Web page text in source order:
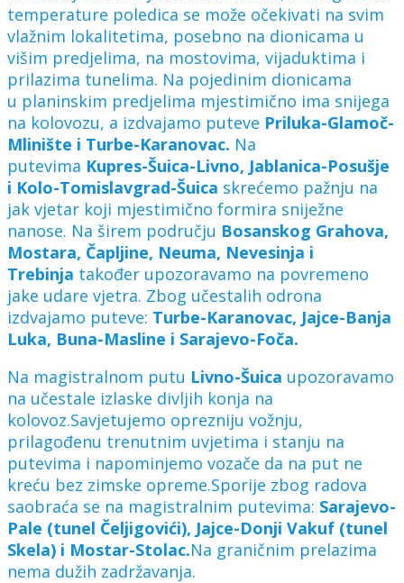
temperature poledica se može očekivati na svim
vlažnim lokalitetima, posebno na dionicama u
višim predjelima, na mostovima, vijaduktima i
prilazima tunelima. Na pojedinim dionicama
u planinskim predjelima mjestimično ima snijega
na kolovozu, a izdvajamo puteve Priluka-Glamoč-
Mlinište i Turbe-Karanovac. Na
putevima Kupres-Šuica-Livno, Jablanica-Posušje
i Kolo-Tomislavgrad-Šuica skrećemo pažnju na
jak vjetar koji mjestimično formira sniježne
nanose. Na širem području Bosanskog Grahova,
Mostara, Čapljine, Neuma, Nevesinja i
Trebinja također upozoravamo na povremeno
jake udare vjetra. Zbog učestalih odrona
izdvajamo puteve: Turbe-Karanovac, Jajce-Banja
Luka, Buna-Masline i Sarajevo-Foča.
Na magistralnom putu Livno-Šuica upozoravamo
na učestale izlaske divljih konja na
kolovoz.Savjetujemo oprezniju vožnju,
prilagođenu trenutnim uvjetima i stanju na
putevima i napominjemo vozače da na put ne
kreću bez zimske opreme.Sporije zbog radova
saobraća se na magistralnim putevima: Sarajevo-
Pale (tunel Čeljigovići), Jajce-Donji Vakuf (tunel
Skela) i Mostar-Stolac.Na graničnim prelazima
nema dužih zadržavanja.